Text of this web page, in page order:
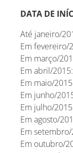
DATA DE
Até janeiro/
Em fevereiro/
Em março/
Em abril/
Em maio/
Em junho/
Em julho/
Em agosto/
Em
Em outubro/